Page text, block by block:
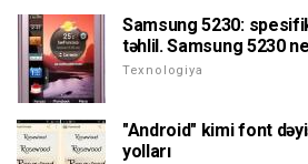
Samsung 5230:
təhlil. Samsung 5230
Texnologiya
"Android" kimi font
yolları